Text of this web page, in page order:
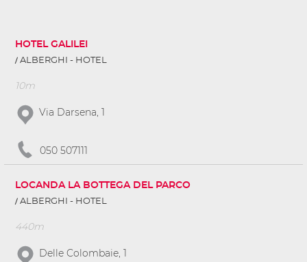
HOTEL GALILEI
ALBERGHI - HOTEL
10m
Via Darsena, 1
050 507111
LOCANDA LA BOTTEGA DEL PARCO
ALBERGHI - HOTEL
440m
Delle Colombaie, 1